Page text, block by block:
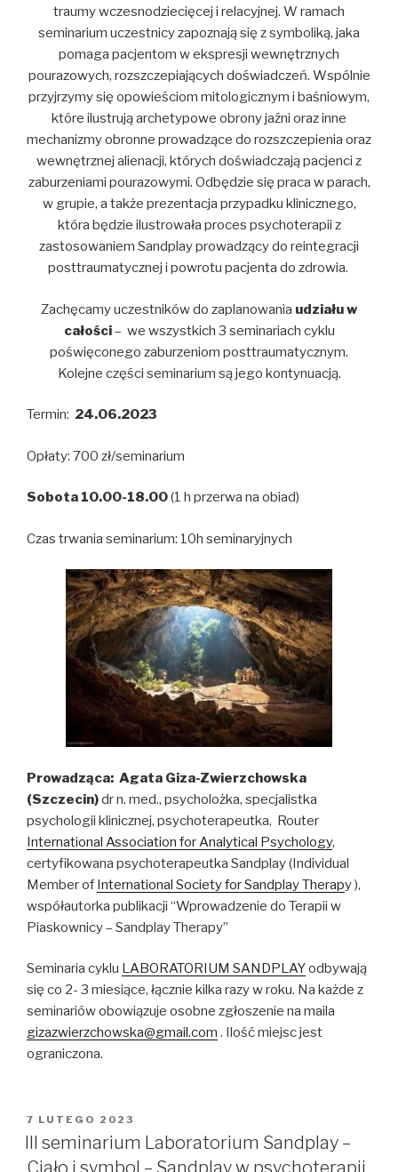
traumy wczesnodziecięcej i relacyjnej. W ramach
seminarium uczestnicy zapoznają się z symboliką, jaka
pomaga pacjentom w ekspresji wewnętrznych
pourazowych, rozszczepiających doświadczeń. Wspólnie
przyjrzymy się opowieściom mitologicznym i baśniowym,
które ilustrują archetypowe obrony jaźni oraz inne
mechanizmy obronne prowadzące do rozszczepienia oraz
wewnętrznej alienacji, których doświadczają pacjenci z
zaburzeniami pourazowymi. Odbędzie się praca w parach,
w grupie, a także prezentacja przypadku klinicznego,
która będzie ilustrowała proces psychoterapii z
zastosowaniem Sandplay prowadzący do reintegracji
posttraumatycznej i powrotu pacjenta do zdrowia.
Zachęcamy uczestników do zaplanowania udziału w
całości– we wszystkich 3 seminariach cyklu
poświęconego zaburzeniom posttraumatycznym.
Kolejne części seminarium są jego kontynuacją.
Termin: 24.06.2023
Opłaty: 700 zł/seminarium
Sobota 10.00-18.00(1 h przerwa na obiad)
Czas trwania seminarium: 10h seminaryjnych
Prowadząca: Agata Giza-Zwierzchowska
(Szczecin)dr n. med., psycholożka, specjalistka
psychologii klinicznej, psychoterapeutka, Router
International Association for Analytical Psychology,
certyfikowana psychoterapeutka Sandplay (Individual
Member of International Society for Sandplay Therapy ),
współautorka publikacji “Wprowadzenie do Terapii w
Piaskownicy – Sandplay Therapy”
Seminaria cyklu LABORATORIUM SANDPLAYodbywają
się co 2- 3 miesiące, łącznie kilka razy w roku. Na każde z
seminariów obowiązuje osobne zgłoszenie na maila
gizazwierzchowska@gmail.com . Ilość miejsc jest
ograniczona.
OPUBLIKOWANE
W
7 LUTEGO 2023
III seminarium Laboratorium Sandplay –
Ciało i symbol – Sandplay w psychoterapii